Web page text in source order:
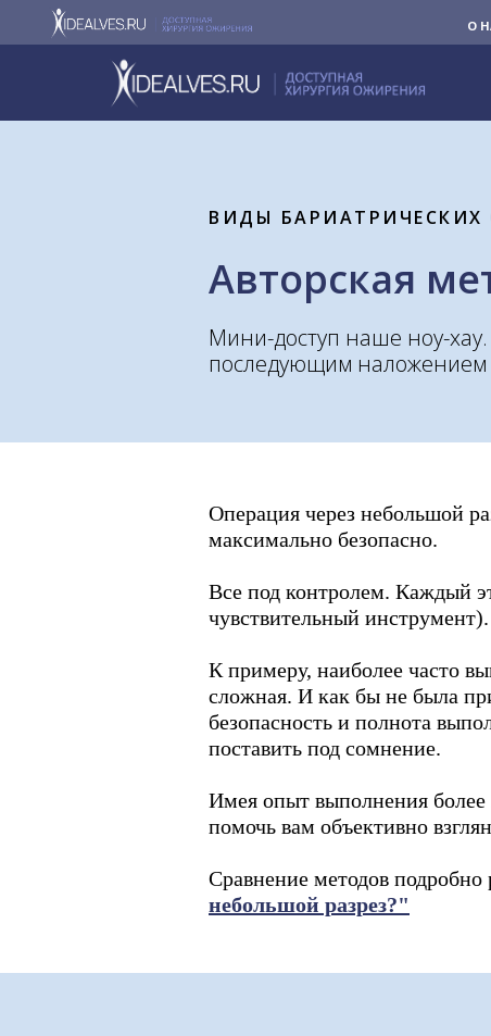
О
ВИДЫ БАРИАТРИЧЕСКИХ
Авторская
Мини-доступ наше ноу-
последующим наложением
Операция через небольшой
максимально безопасно.
Все под контролем. Каждый
чувствительный инструмент).
К примеру, наиболее часто
сложная. И как бы не была
безопасность и полнота
поставить под сомнение.
Имея опыт выполнения
помочь вам объективно
Сравнение методов подробно
небольшой разрез?"